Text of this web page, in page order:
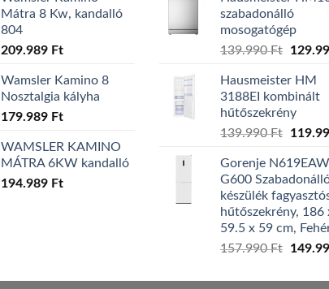
Mátra 8 Kw, kandalló
804
209.989 Ft
Wamsler Kamino 8
Nosztalgia kályha
179.989 Ft
WAMSLER KAMINO
MÁTRA 6KW kandalló
194.989 Ft
szabadonálló
mosogatógép
139.990Ft
was:
Hausmeister HM
3188EI kombinált
hűtőszekrény
139.990Ft
was:
Gorenje
G600
készülék
hűtőszekrény, 186
59.5 x 59 cm,
157.990Ft
was: